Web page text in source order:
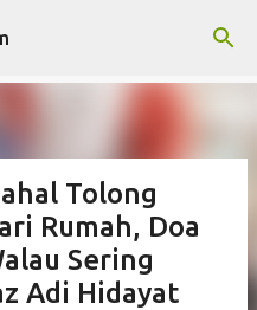
utama
Tolong
Rumah, Doa
Sering
Adi Hidayat